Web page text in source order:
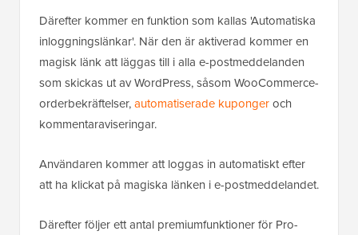
Därefter kommer en funktion som kallas 'Automatiska
inloggningslänkar'. När den är aktiverad kommer en
magisk länk att läggas till i alla e-postmeddelanden
som skickas ut av WordPress, såsom WooCommerce-
orderbekräftelser,automatiserade kupongeroch
kommentaraviseringar.
Användaren kommer att loggas in automatiskt efter
att ha klickat på magiska länken i e-postmeddelandet.
Därefter följer ett antal premiumfunktioner för Pro-